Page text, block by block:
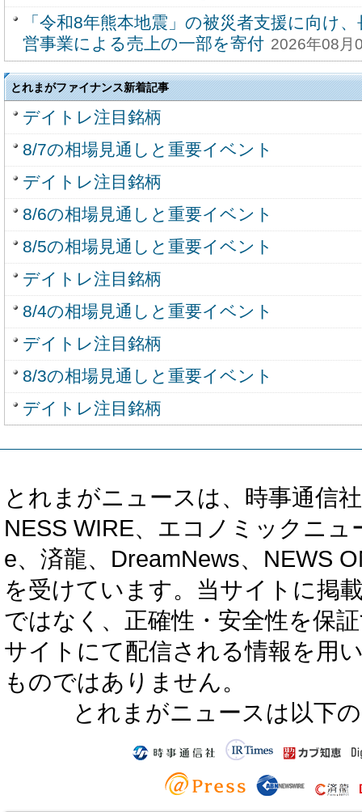
「令和8年熊本地震」の被災者支援に向け
営事業による売上の一部を寄付 2026年08月
とれまがファイナンス新着記事
デイトレ注目銘柄
8/7の相場見通しと重要イベント
デイトレ注目銘柄
8/6の相場見通しと重要イベント
8/5の相場見通しと重要イベント
デイトレ注目銘柄
8/4の相場見通しと重要イベント
デイトレ注目銘柄
8/3の相場見通しと重要イベント
デイトレ注目銘柄
とれまがニュースは、時事通信
NESS WIRE、エコノミックニ
e、済龍、DreamNews、NEWS
を受けています。当サイトに掲
ではなく、正確性・安全性を保
サイトにて配信される情報を用
ものではありません。
とれまがニュースは以下